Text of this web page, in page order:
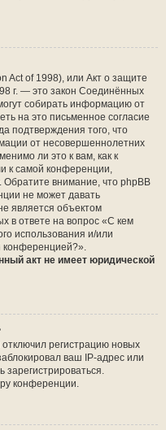
Act of 1998), или Акт о защите
г. — это закон Соединённых
собирать информацию от
на это письменное согласие
подтверждения того, что
от несовершеннолетних
ли это к вам, как к
к самой конференции,
Обратите внимание, что phpBB
не может давать
является объектом
в ответе на вопрос «С кем
использования и/или
конференцией?».
акт не имеет юридической
регистрацию новых
ваш IP-адрес или
конференции.